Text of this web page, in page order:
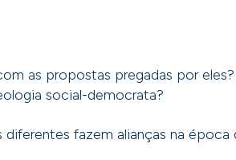
as propostas pregadas por
social-democrata?
fazem alianças na época